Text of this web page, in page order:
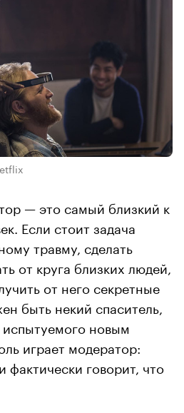
— это самый близкий к
Если стоит задача
травму, сделать
от круга близких людей,
от него секретные
быть некий спаситель,
испытуемого новым
играет модератор:
фактически говорит, что